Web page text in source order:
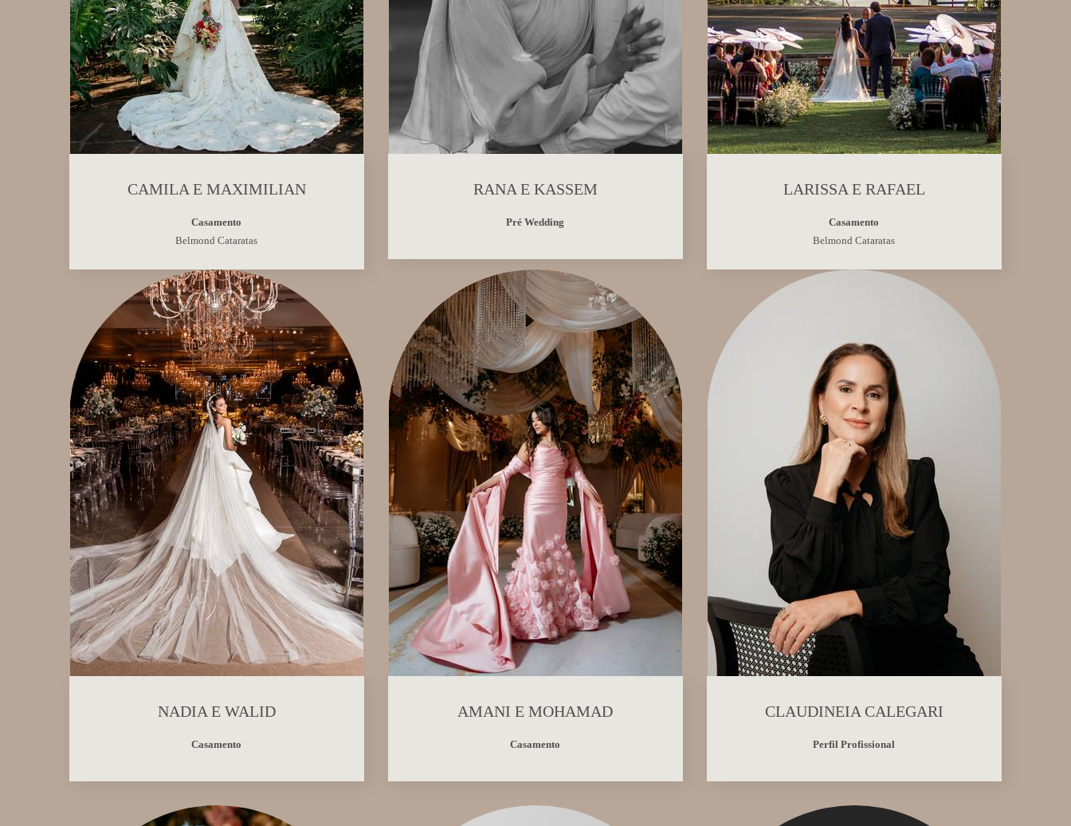
CAMILA E MAXIMILIAN
Casamento
Belmond Cataratas
RANA E KASSEM
Pré Wedding
LARISSA E RAFAEL
Casamento
Belmond Cataratas
NADIA E WALID
Casamento
AMANI E MOHAMAD
Casamento
CLAUDINEIA CALEGARI
Perfil Profissional